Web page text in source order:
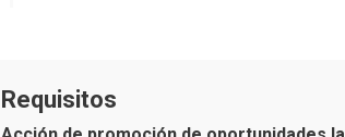
Requisitos